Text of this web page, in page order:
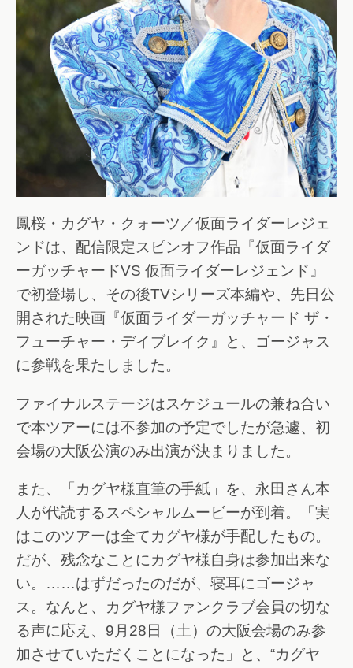
鳳桜・カグヤ・クォーツ／仮面ライダーレジェ
ンドは、配信限定スピンオフ作品『仮面ライダ
ーガッチャードVS 仮面ライダーレジェンド』
で初登場し、その後TVシリーズ本編や、先日公
開された映画『仮面ライダーガッチャード ザ・
フューチャー・デイブレイク』と、ゴージャス
に参戦を果たしました。
ファイナルステージはスケジュールの兼ね合い
で本ツアーには不参加の予定でしたが急遽、初
会場の大阪公演のみ出演が決まりました。
また、「カグヤ様直筆の手紙」を、永田さん本
人が代読するスペシャルムービーが到着。「実
はこのツアーは全てカグヤ様が手配したもの。
だが、残念なことにカグヤ様自身は参加出来な
い。……はずだったのだが、寝耳にゴージャ
ス。なんと、カグヤ様ファンクラブ会員の切な
る声に応え、9月28日（土）の大阪会場のみ参
加させていただくことになった」と、“カグヤ